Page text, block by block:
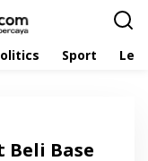
Sport
Beli Base